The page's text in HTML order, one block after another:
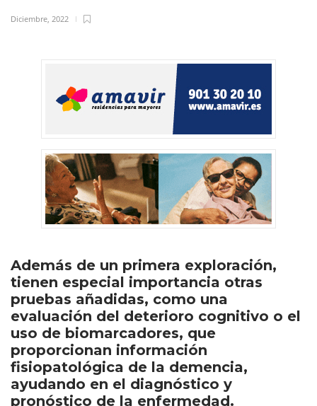
Diciembre, 2022
Además de un primera exploración,
tienen especial importancia otras
pruebas añadidas, como una
evaluación del deterioro cognitivo o el
uso de biomarcadores, que
proporcionan información
fisiopatológica de la demencia,
ayudando en el diagnóstico y
pronóstico de la enfermedad.